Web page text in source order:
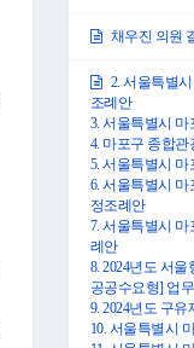
채우진 의원
2. 서울특별
조례안
3. 서울특별시
4. 마포구 종합
5. 서울특별시
6. 서울특별시
정조례안
7. 서울특별시
례안
8. 2024년도 서
공공수요형] 업
9. 2024년도 구
10. 서울특별시